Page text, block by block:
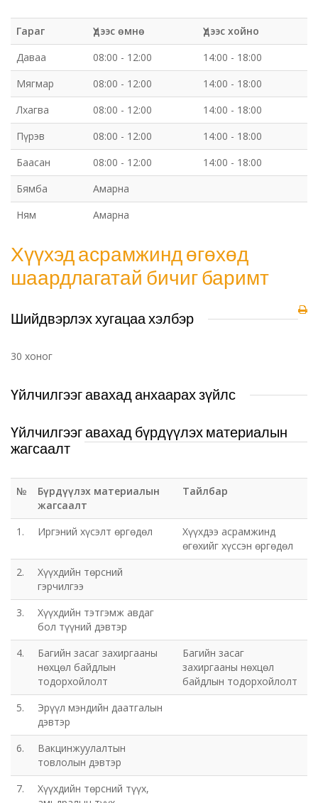
Гараг Үдээс өмнө
Үдээс хойно
Даваа
08:00 - 12:00
14:00 - 18:00
Мягмар
08:00 - 12:00
14:00 - 18:00
Лхагва
08:00 - 12:00
14:00 - 18:00
Пүрэв
08:00 - 12:00
14:00 - 18:00
Баасан
08:00 - 12:00
14:00 - 18:00
Бямба
Амарна
Ням
Амарна
Хүүхэд асрамжинд өгөхөд
шаардлагатай бичиг баримт
Шийдвэрлэх хугацаа хэлбэр
30 хоног
Үйлчилгээг авахад анхаарах зүйлс
Үйлчилгээг авахад бүрдүүлэх материалын
жагсаалт
№
Бүрдүүлэх материалын
жагсаалт
Тайлбар
1. Иргэний хүсэлт өргөдөл
Хүүхдээ асрамжинд
өгөхийг хүссэн өргөдөл
2.
Хүүхдийн төрсний
гэрчилгээ
3.
Хүүхдийн тэтгэмж авдаг
бол түүний дэвтэр
4.
Багийн засаг захиргааны
нөхцөл байдлын
тодорхойлолт
Багийн засаг
захиргааны нөхцөл
байдлын тодорхойлолт
5.
Эрүүл мэндийн даатгалын
дэвтэр
6.
Вакцинжуулалтын
товлолын дэвтэр
7.
Хүүхдийн төрсний түүх,